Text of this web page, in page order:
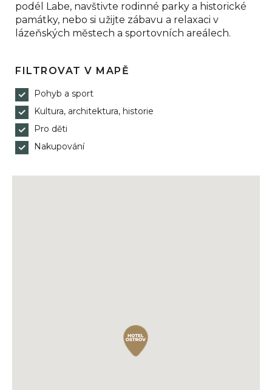
podél Labe, navštivte rodinné parky a historické
památky, nebo si užijte zábavu a relaxaci v
lázeňských městech a sportovních areálech.
FILTROVAT V MAPĚ
Pohyb a sport
Kultura, architektura, historie
Pro děti
Nakupování